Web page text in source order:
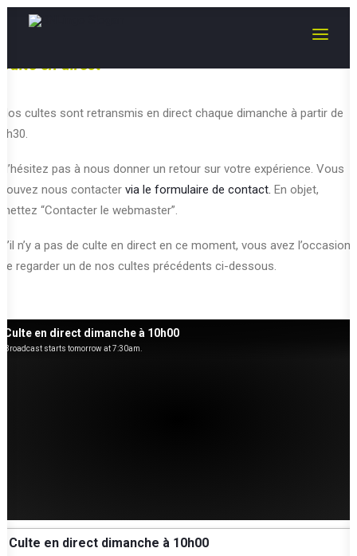
Culte en direct
Nos cultes sont retransmis en direct chaque dimanche à partir de
9h30.
N’hésitez pas à nous donner un retour sur votre expérience. Vous
pouvez nous contacter via le formulaire de contact. En objet,
mettez “Contacter le webmaster”.
S’il n’y a pas de culte en direct en ce moment, vous avez l’occasion
de regarder un de nos cultes précédents ci-dessous.
Culte en direct dimanche à 10h00
Broadcast starts tomorrow at 7:30am.
Culte en direct dimanche à 10h00